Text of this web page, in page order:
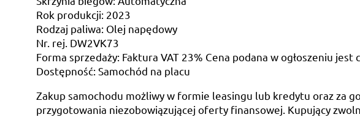
Rok produkcji: 2023
Rodzaj paliwa: Olej napędowy
Nr. rej. DW2VK73
Forma sprzedaży: Faktura VAT 23% Cena podana w ogłoszeniu jest
Dostępność: Samochód na placu
Zakup samochodu możliwy w formie leasingu lub kredytu oraz za
przygotowania niezobowiązującej oferty finansowej. Kupujący